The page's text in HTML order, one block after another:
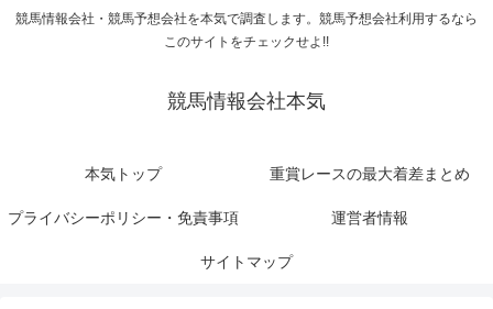
競馬情報会社・競馬予想会社を本気で調査します。競馬予想会社利用するなら
このサイトをチェックせよ!!
競馬情報会社本気
本気トップ 重賞レースの最大着差まとめ
プライバシーポリシー・免責事項 運営者情報
サイトマップ